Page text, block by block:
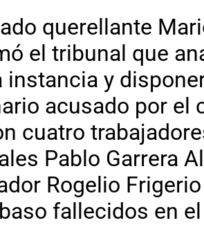
querellante
el tribunal que
instancia y
acusado por el
cuatro
Pablo Garrera
Rogelio
fallecidos en